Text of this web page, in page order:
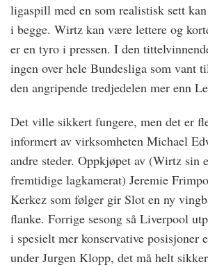
ligaspill med en som realistisk sett
i begge. Wirtz kan være lettere og
er en tyro i pressen. I den
ingen over hele Bundesliga som vant
den angripende tredjedelen mer enn
Det ville sikkert fungere, men det er
informert av virksomheten Michael
andre steder. Oppkjøpet av (Wirtz sin
fremtidige lagkamerat) Jeremie
Kerkez som følger gir Slot en ny
flanke. Forrige sesong så Liverpool
i spesielt mer konservative posisjoner
under Jurgen Klopp, det må helt